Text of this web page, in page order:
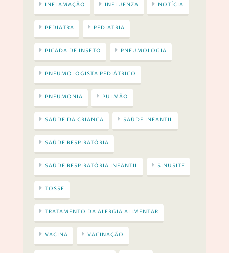
INFLAMAÇÃO INFLUENZA NOTÍCIA
PEDIATRA PEDIATRIA
PICADA DE INSETO PNEUMOLOGIA
PNEUMOLOGISTA PEDIÁTRICO
PNEUMONIA PULMÃO
SAÚDE DA CRIANÇA SAÚDE INFANTIL
SAÚDE RESPIRATÓRIA
SAÚDE RESPIRATÓRIA INFANTIL SINUSITE
TOSSE
TRATAMENTO DA ALERGIA ALIMENTAR
VACINA VACINAÇÃO